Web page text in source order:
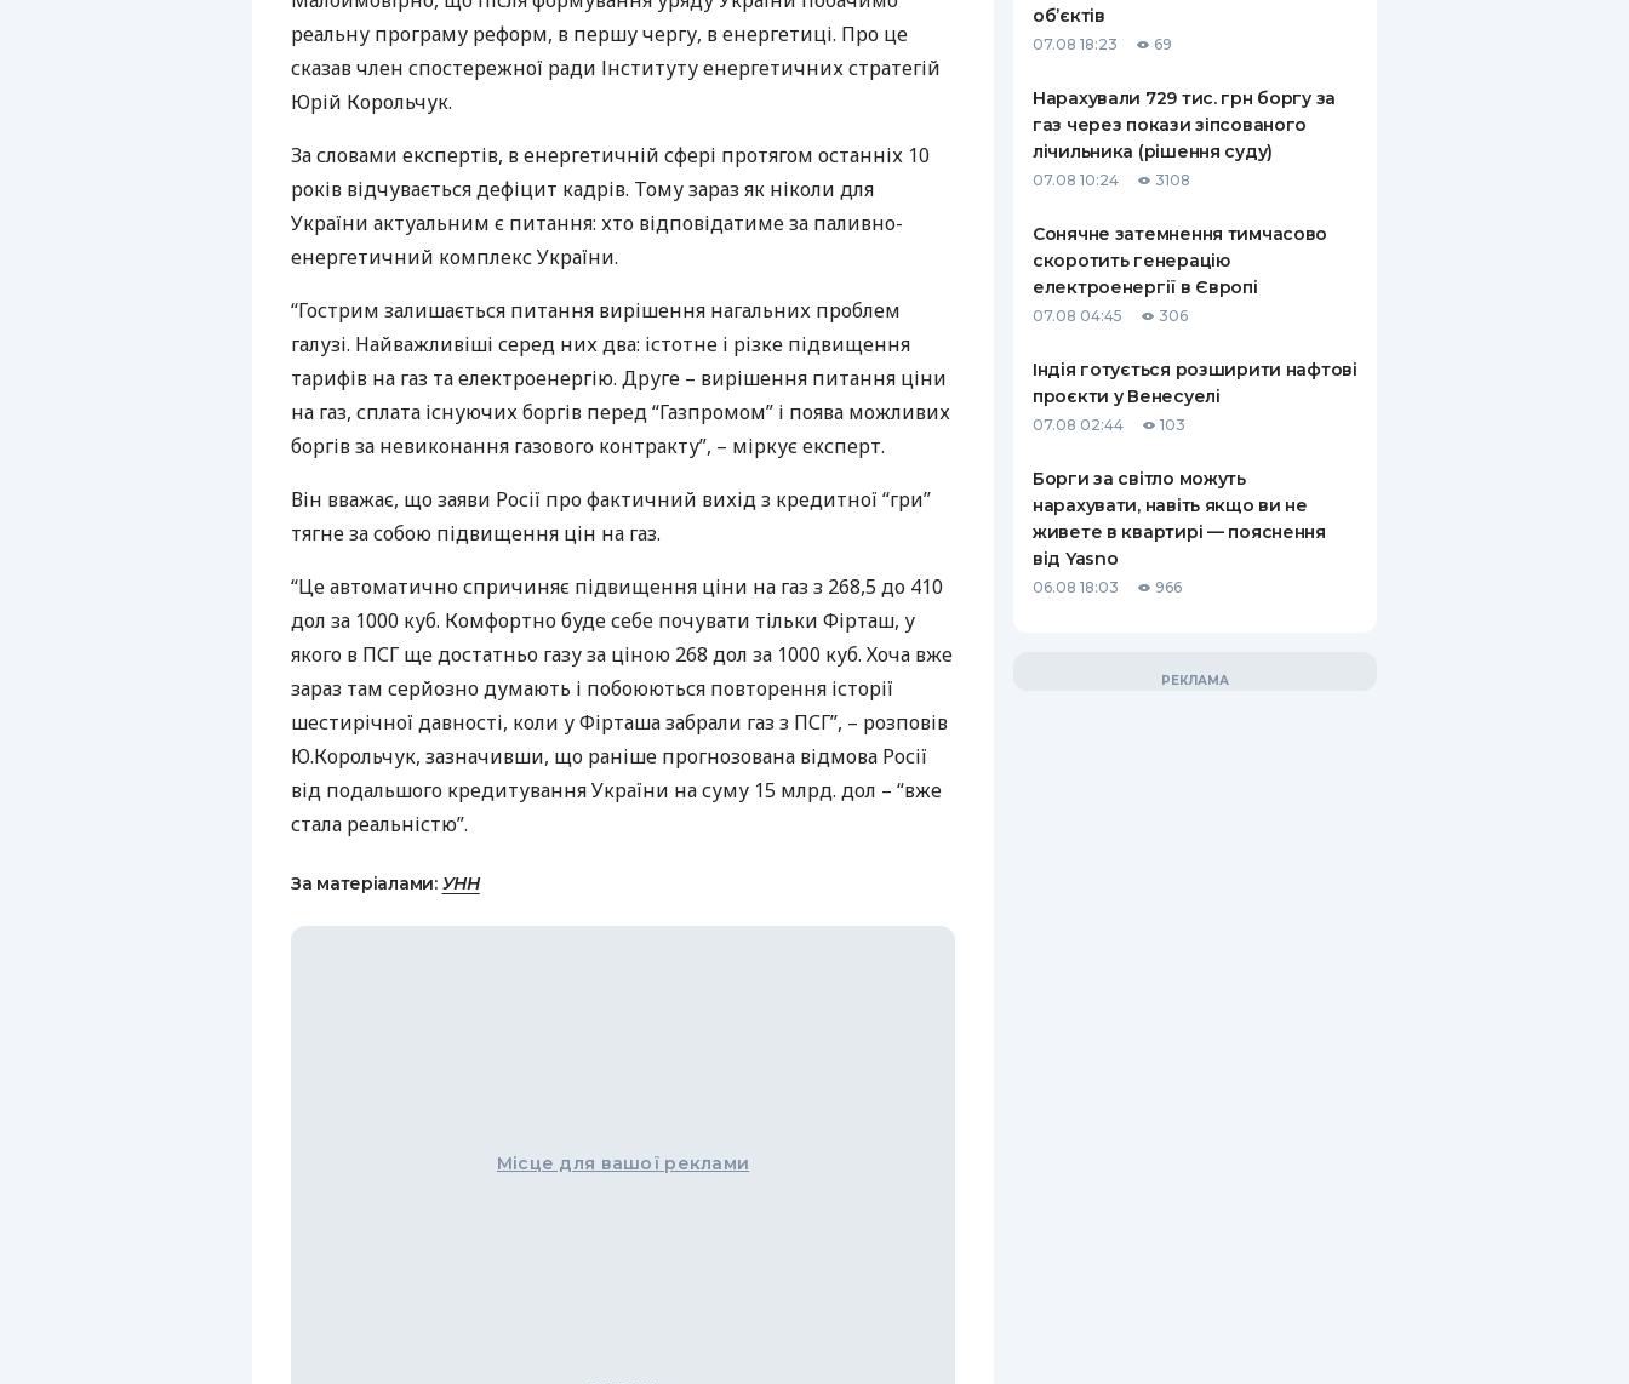
РЕЙТИНГ ДЕБЕТОВИХ
КАРТОК
ПУТІВНИКИ ПО
ПУТІВНИКИ ПО
ВСІ СТРАХОВІ ПОЛІСИ
СТРАХОВІ КОМПАНІЇ
КОМПАНІЇ
ДОСТАВКА І ОПЛАТА
реальну програму реформ, в першу чергу, в енергетиці. Про це
сказав член спостережної ради Інституту енергетичних стратегій
Юрій Корольчук.
За словами експертів, в енергетичній сфері протягом останніх 10
років відчувається дефіцит кадрів. Тому зараз як ніколи для
України актуальним є питання: хто відповідатиме за паливно-
енергетичний комплекс України.
“Гострим залишається питання вирішення нагальних проблем
галузі. Найважливіші серед них два: істотне і різке підвищення
тарифів на газ та електроенергію. Друге – вирішення питання ціни
на газ, сплата існуючих боргів перед “Газпромом” і поява можливих
боргів за невиконання газового контракту”, – міркує експерт.
Він вважає, що заяви Росії про фактичний вихід з кредитної “гри”
тягне за собою підвищення цін на газ.
“Це автоматично спричиняє підвищення ціни на газ з 268,5 до 410
дол за 1000 куб. Комфортно буде себе почувати тільки Фірташ, у
якого в ПСГ ще достатньо газу за ціною 268 дол за 1000 куб. Хоча вже
зараз там серйозно думають і побоюються повторення історії
шестирічної давності, коли у Фірташа забрали газ з ПСГ”, – розповів
Ю.Корольчук, зазначивши, що раніше прогнозована відмова Росії
від подальшого кредитування України на суму 15 млрд. дол – “вже
стала реальністю”.
За матеріалами: УНН
Місце для вашої реклами
об’єктів
07.08 18:23 69
Нарахували 729 тис. грн боргу за
газ через покази зіпсованого
лічильника (рішення суду)
07.08 10:24 3108
Сонячне затемнення тимчасово
скоротить генерацію
електроенергії в Європі
07.08 04:45 306
Індія готується розширити нафтові
проєкти у Венесуелі
07.08 02:44 103
Борги за світло можуть
нарахувати, навіть якщо ви не
живете в квартирі — пояснення
від Yasno
06.08 18:03 966